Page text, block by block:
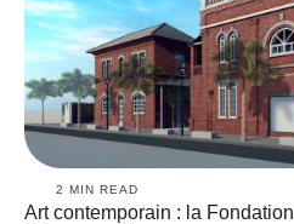
2 MIN READ
Art contemporain : la